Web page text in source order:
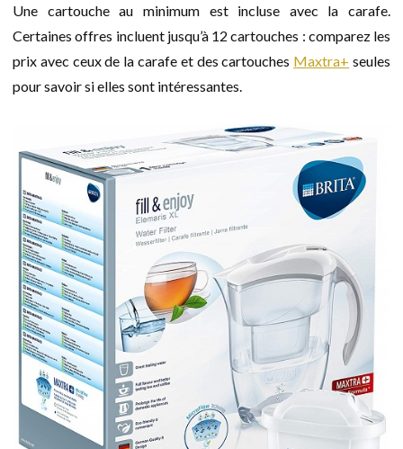
Une cartouche au minimum est incluse avec la carafe.
Certaines offres incluent jusqu’à 12 cartouches : comparez les
prix avec ceux de la carafe et des cartouches Maxtra+ seules
pour savoir si elles sont intéressantes.